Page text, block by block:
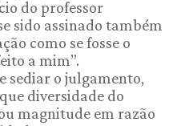
do professor
sido assinado também
como se fosse o
a mim”.
sediar o julgamento,
diversidade do
magnitude em razão